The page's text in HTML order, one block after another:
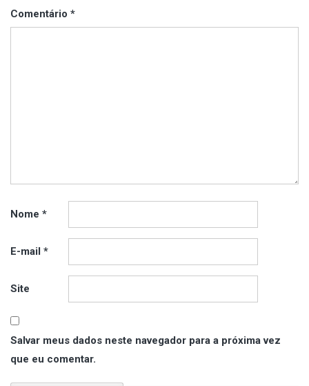
Comentário *
Nome *
E-mail *
Site
Salvar meus dados neste navegador para a próxima vez
que eu comentar.